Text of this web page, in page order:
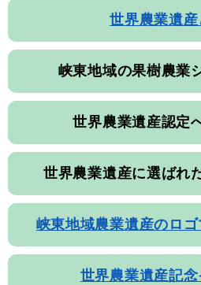
世界農業遺産
峡東地域の果樹農業
世界農業遺産認定
世界農業遺産に選ばれ
峡東地域農業遺産のロ
世界農業遺産記念